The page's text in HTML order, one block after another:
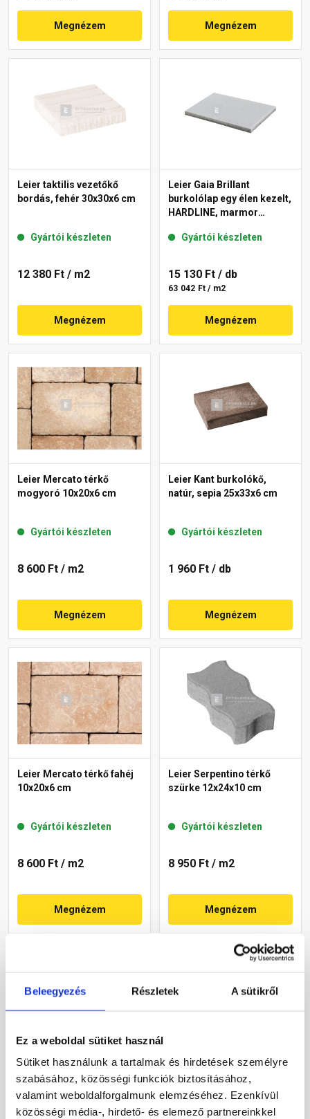
Beleegyezés Részletek A sütikről
Ez a weboldal sütiket használ
Sütiket használunk a tartalmak és hirdetések személyre
szabásához, közösségi funkciók biztosításához,
valamint weboldalforgalmunk elemzéséhez. Ezenkívül
közösségi média-, hirdető- és elemező partnereinkkel
Megnézem Megnézem
Leier taktilis vezetőkő
bordás, fehér 30x30x6 cm
Gyártói készleten
12 380 Ft / m2
Megnézem
Leier Gaia Brillant
burkolólap egy élen kezelt,
HARDLINE, marmor
Gyártói készleten
15 130 Ft / db
63 042 Ft / m2
Megnézem
Leier Mercato térkő
mogyoró 10x20x6 cm
Gyártói készleten
8 600 Ft / m2
Megnézem
Leier Kant burkolókő,
natúr, sepia 25x33x6 cm
Gyártói készleten
1 960 Ft / db
Megnézem
Leier Mercato térkő fahéj
10x20x6 cm
Gyártói készleten
8 600 Ft / m2
Megnézem
Leier Serpentino térkő
szürke 12x24x10 cm
Gyártói készleten
8 950 Ft / m2
Megnézem
Leier Ökolith térkő szürke
20x20x8 cm
Leier Mercato térkő
palaszürke 10x20x6 cm